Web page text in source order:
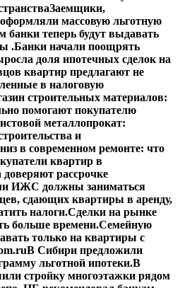
Заемщики,
массовую льготную
банки теперь будут выдавать
.Банки начали поощрять
доля ипотечных сделок на
квартир предлагают не
в налоговую
строительных материалов:
помогают покупателю
металлопрокат:
и
в современном ремонте: что
квартир в
доверяют рассрочке
ИЖС должны заниматься
сдающих квартиры в аренду,
налоги.Сделки на рынке
больше времени.Семейную
только на квартиры с
В Сибири предложили
льготной ипотеки.В
стройку многоэтажки рядом